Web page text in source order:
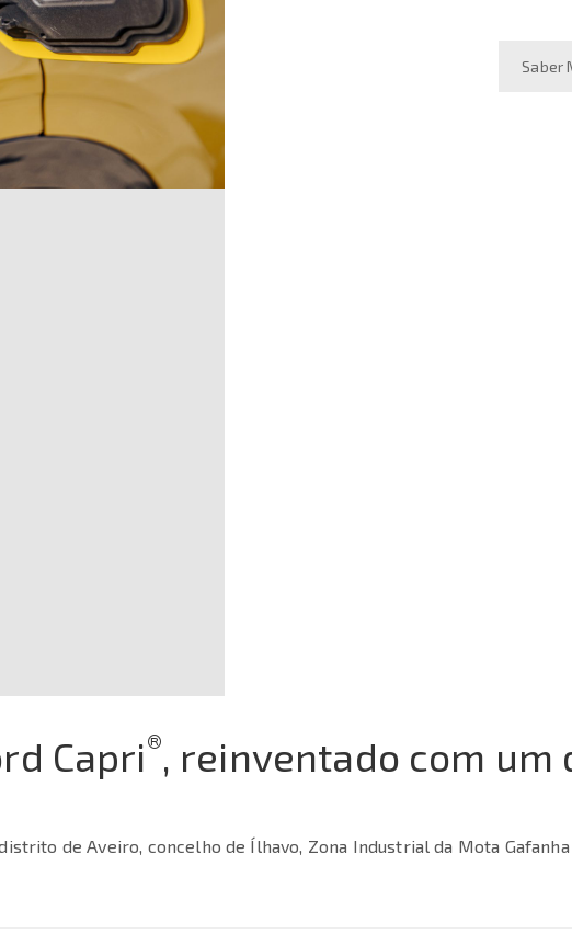
Saber
Capri®, reinventado com um
de Aveiro, concelho de Ílhavo, Zona Industrial da Mota